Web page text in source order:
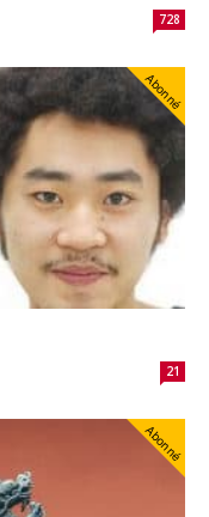
728
Abonné
21
Abonné